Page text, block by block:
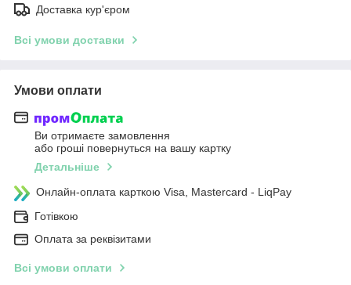
Доставка кур'єром
Всі умови доставки
Умови оплати
Ви отримаєте замовлення
або гроші повернуться на вашу картку
Детальніше
Онлайн-оплата карткою Visa, Mastercard - LiqPay
Готівкою
Оплата за реквізитами
Всі умови оплати